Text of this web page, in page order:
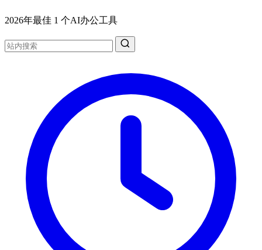
2026年最佳 1 个AI办公工具